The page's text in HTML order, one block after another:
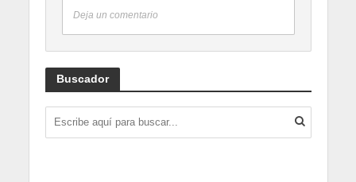
Deja un comentario
Buscador